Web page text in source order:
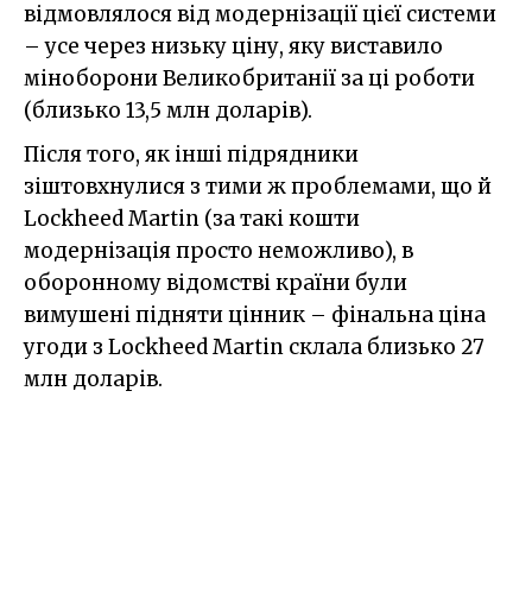
відмовлялося від модернізації цієї системи
– усе через низьку ціну, яку виставило
міноборони Великобританії за ці роботи
(близько 13,5 млн доларів).
Після того, як інші підрядники
зіштовхнулися з тими ж проблемами, що й
Lockheed Martin (за такі кошти
модернізація просто неможливо), в
оборонному відомстві країни були
вимушені підняти цінник – фінальна ціна
угоди з Lockheed Martin склала близько 27
млн доларів.